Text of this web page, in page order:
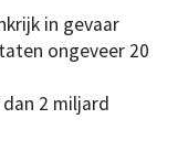
in gevaar
ongeveer 20
2 miljard